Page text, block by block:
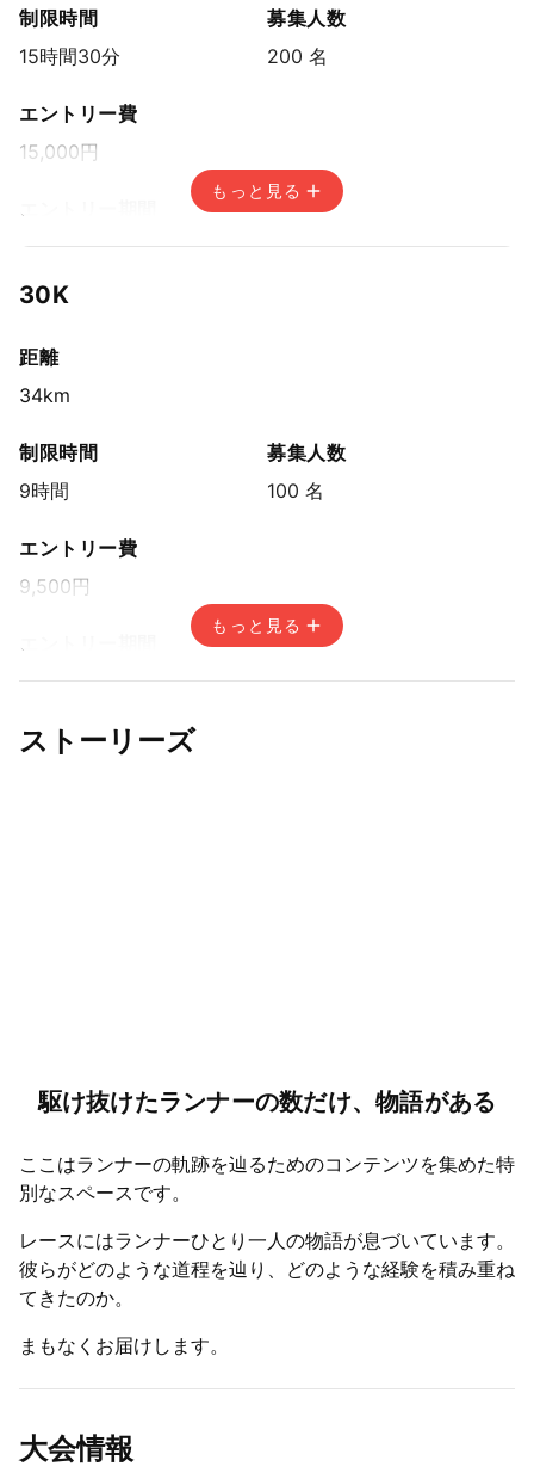
制限時間
15時間30分
募集人数
200 名
エントリー費
15,000円
エントリー期間
先着方式
もっと見る
30K
距離
34km
制限時間
9時間
募集人数
100 名
エントリー費
9,500円
エントリー期間
先着方式
もっと見る
ストーリーズ
駆け抜けたランナーの数だけ、物語がある
ここはランナーの軌跡を辿るためのコンテンツを集めた特
別なスペースです。
レースにはランナーひとり一人の物語が息づいています。
彼らがどのような道程を辿り、どのような経験を積み重ね
てきたのか。
まもなくお届けします。
大会情報